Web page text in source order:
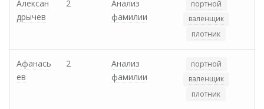
Алексан
дрычев
2
Анализ
фамилии
портной
валенщик
плотник
Афанась
ев
2
Анализ
фамилии
портной
валенщик
плотник